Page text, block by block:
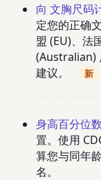
向 文胸尺码
定您的正确
盟 (EU)、法
(Australian)
建议。
新
身高百分位
置。使用
算您与同年
名。